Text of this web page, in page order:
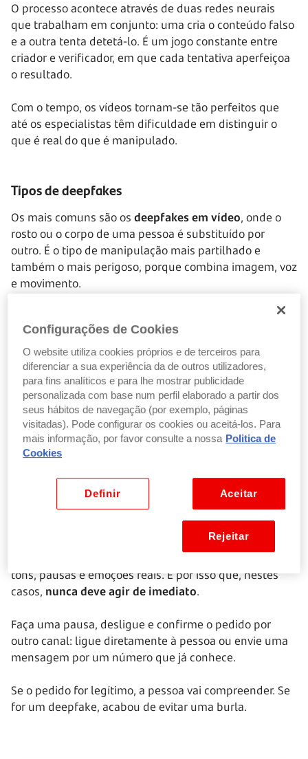
O processo acontece através de duas redes neurais
que trabalham em conjunto: uma cria o conteúdo falso
e a outra tenta detetá-lo. É um jogo constante entre
criador e verificador, em que cada tentativa aperfeiçoa
o resultado.
Com o tempo, os vídeos tornam-se tão perfeitos que
até os especialistas têm dificuldade em distinguir o
que é real do que é manipulado.
Tipos de deepfakes
Os mais comuns são os deepfakes em vídeo, onde o
rosto ou o corpo de uma pessoa é substituído por
outro. É o tipo de manipulação mais partilhado e
também o mais perigoso, porque combina imagem, voz
e movimento.
, que clonam a voz
de alguém com base em pequenas amostras gravadas.
Bastam poucos segundos para reproduzir timbre, ritmo
e emoção com espantosa precisão.
Quando a voz familiar pede dinheiro
Imagine receber uma chamada da sua mãe, do seu
filho ou de um amigo a pedir uma transferência
A voz é igual, as expressões são as mesmas. Mas
tons, pausas e emoções reais. É por isso que, nestes
casos, nunca deve agir de imediato.
Faça uma pausa, desligue e confirme o pedido por
outro canal: ligue diretamente à pessoa ou envie uma
mensagem por um número que já conhece.
Se o pedido for legítimo, a pessoa vai compreender. Se
for um deepfake, acabou de evitar uma burla.
Configurações de Cookies
O website utiliza cookies próprios e de terceiros para
diferenciar a sua experiência da de outros utilizadores,
para fins analíticos e para lhe mostrar publicidade
personalizada com base num perfil elaborado a partir dos
seus hábitos de navegação (por exemplo, páginas
visitadas). Pode configurar os cookies ou aceitá-los. Para
mais informação, por favor consulte a nossa Politica de
Cookies
Aceitar
Definir
Rejeitar